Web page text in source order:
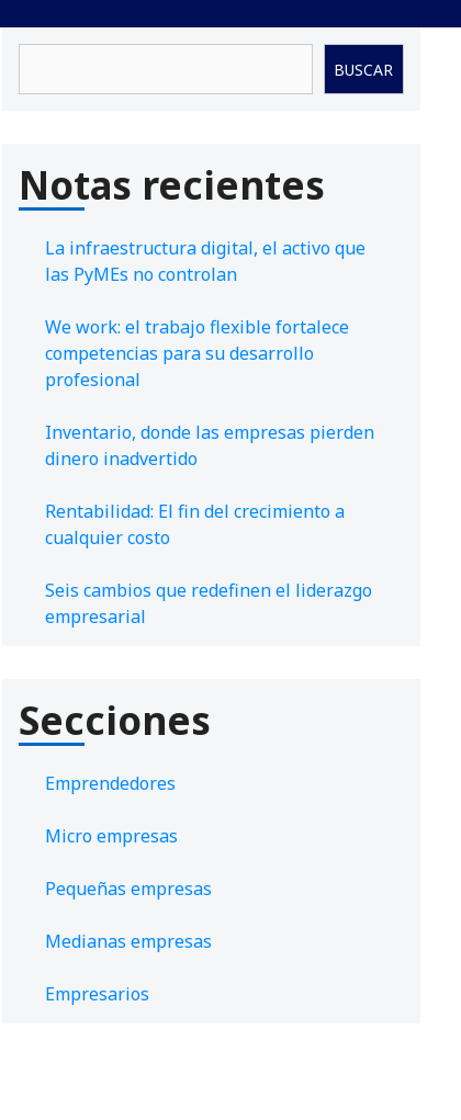
BUSCAR
Notas recientes
La infraestructura digital, el activo que
las PyMEs no controlan
We work: el trabajo flexible fortalece
competencias para su desarrollo
profesional
Inventario, donde las empresas pierden
dinero inadvertido
Rentabilidad: El fin del crecimiento a
cualquier costo
Seis cambios que redefinen el liderazgo
empresarial
Secciones
Emprendedores
Micro empresas
Pequeñas empresas
Medianas empresas
Empresarios